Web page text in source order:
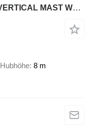
Hangcha HV80D-LC ELECTRIC VERTICAL MAST WORK LIFT 2025 800CM 82BE00874 1
Hubhöhe 8 m